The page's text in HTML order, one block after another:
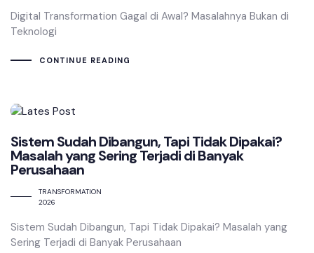
Digital Transformation Gagal di Awal? Masalahnya Bukan di
Teknologi
CONTINUE READING
Sistem Sudah Dibangun, Tapi Tidak Dipakai?
Masalah yang Sering Terjadi di Banyak
Perusahaan
TRANSFORMATION
2026
Sistem Sudah Dibangun, Tapi Tidak Dipakai? Masalah yang
Sering Terjadi di Banyak Perusahaan